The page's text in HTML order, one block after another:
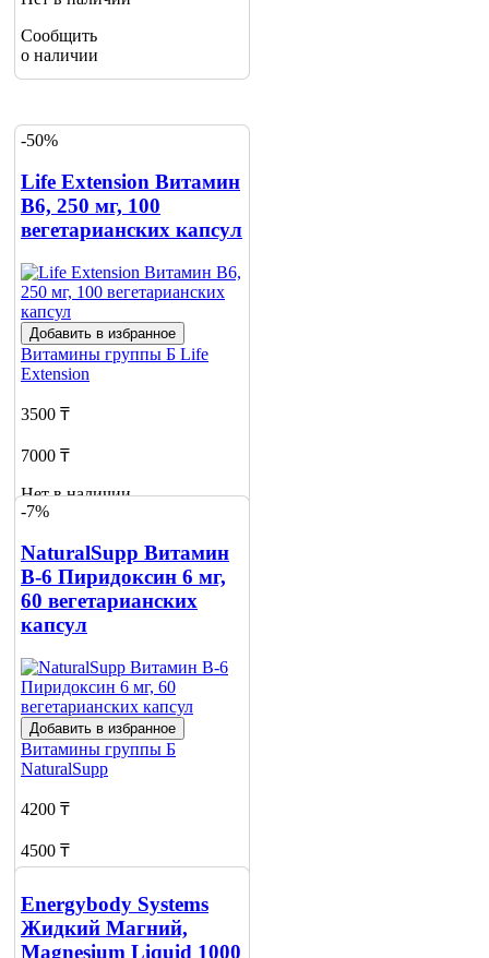
Сообщить
о наличии
-50%
Life Extension Витамин
В6, 250 мг, 100
вегетарианских капсул
Добавить в избранное
Витамины группы Б Life
Extension
3500 ₸
7000 ₸
Нет в наличии
о наличии
1
-7%
NaturalSupp Витамин
В-6 Пиридоксин 6 мг,
60 вегетарианских
капсул
Добавить в избранное
Витамины группы Б
NaturalSupp
4200 ₸
4500 ₸
Сообщить
о наличии
Energybody Systems
Жидкий Магний,
Magnesium Liquid 1000